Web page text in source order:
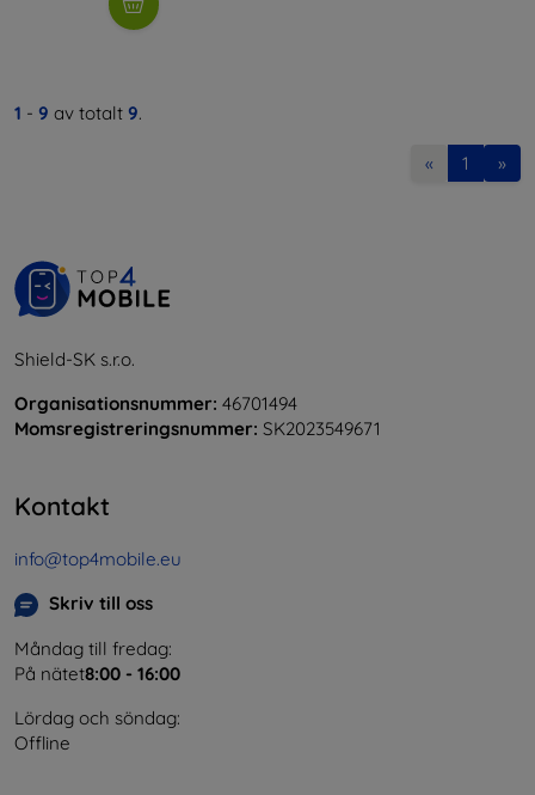
1 - 9 av totalt 9.
« 1 »
Shield-SK s.r.o.
Organisationsnummer: 46701494
Momsregistreringsnummer: SK2023549671
Kontakt
info@top4mobile.eu
Skriv till oss
Måndag till fredag:
På nätet8:00 - 16:00
Lördag och söndag:
Offline